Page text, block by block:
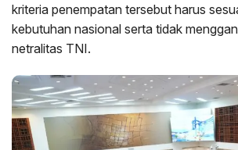
kriteria penempatan tersebut harus
kebutuhan nasional serta tidak
netralitas TNI.